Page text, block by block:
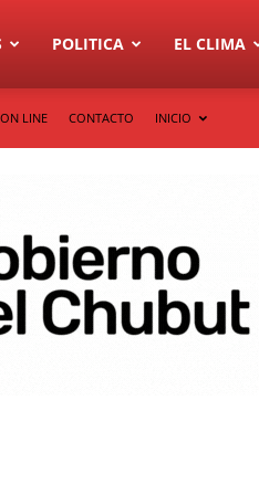
POLITICA EL CLIMA
LINE CONTACTO INICIO